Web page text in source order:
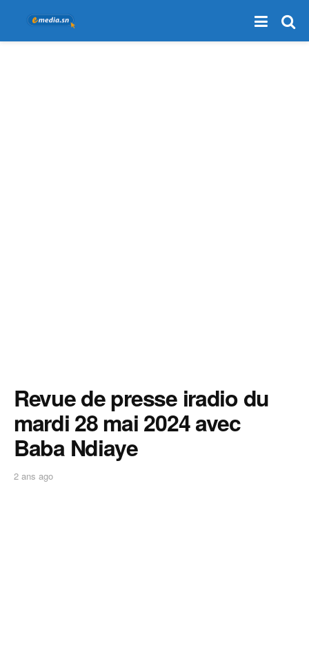
Revue de presse iradio du
mardi 28 mai 2024 avec
Baba Ndiaye
2 ans ago